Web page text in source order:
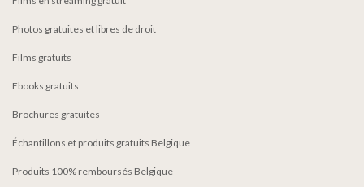
Photos gratuites et libres de droit
Films gratuits
Ebooks gratuits
Brochures gratuites
Échantillons et produits gratuits Belgique
Produits 100% remboursés Belgique